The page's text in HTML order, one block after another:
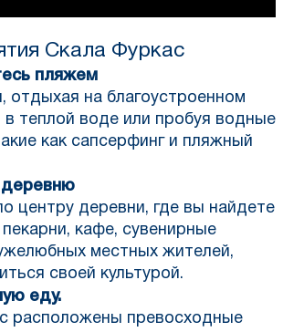
Скала Фуркас
пляжем
отдыхая на благоустроенном
в теплой воде или пробуя водные
как сапсерфинг и пляжный
деревню
центру деревни, где вы найдете
кафе, сувенирные
местных жителей,
своей культурой.
еду.
расположены превосходные